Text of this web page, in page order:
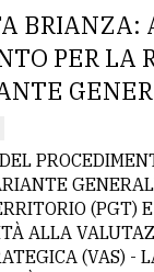
BRIANZA:
PER LA
(PGT)
ALLA
(VAS) -